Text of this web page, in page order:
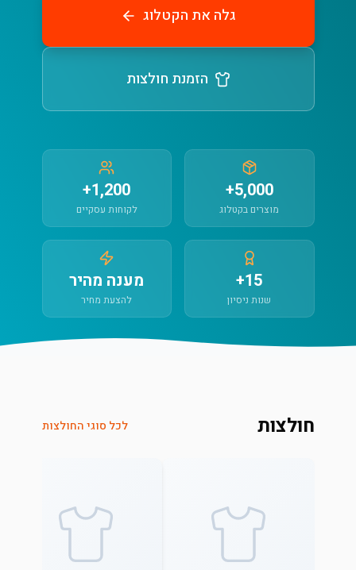
גלה את הקטלוג
הזמנת חולצות
5,000+
מוצרים בקטלוג
1,200+
לקוחות עסקיים
15+
שנות ניסיון
מענה מהיר
להצעת מחיר
חולצות לכל סוגי החולצות